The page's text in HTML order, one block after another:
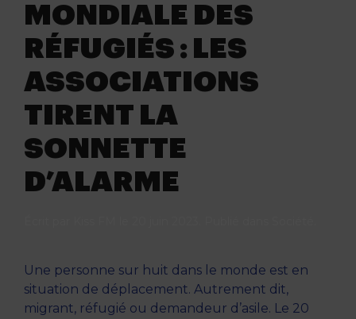
MONDIALE DES
RÉFUGIÉS : LES
ASSOCIATIONS
TIRENT LA
SONNETTE
D’ALARME
Une personne sur huit dans le monde est en
situation de déplacement. Autrement dit,
migrant, réfugié ou demandeur d’asile. Le 20